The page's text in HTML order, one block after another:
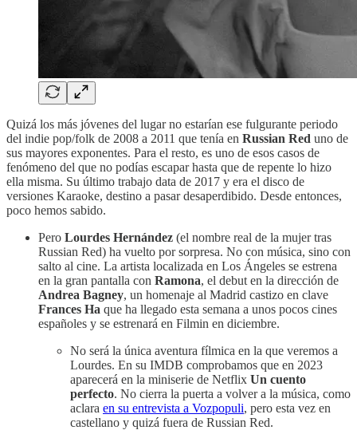
Quizá los más jóvenes del lugar no estarían ese fulgurante periodo
del indie pop/folk de 2008 a 2011 que tenía en Russian Red uno de
sus mayores exponentes. Para el resto, es uno de esos casos de
fenómeno del que no podías escapar hasta que de repente lo hizo
ella misma. Su último trabajo data de 2017 y era el disco de
versiones Karaoke, destino a pasar desaperdibido. Desde entonces,
poco hemos sabido.
Pero Lourdes Hernández (el nombre real de la mujer tras
Russian Red) ha vuelto por sorpresa. No con música, sino con
salto al cine. La artista localizada en Los Ángeles se estrena
en la gran pantalla con Ramona, el debut en la dirección de
Andrea Bagney, un homenaje al Madrid castizo en clave
Frances Ha que ha llegado esta semana a unos pocos cines
españoles y se estrenará en Filmin en diciembre.
No será la única aventura fílmica en la que veremos a
Lourdes. En su IMDB comprobamos que en 2023
aparecerá en la miniserie de Netflix Un cuento
perfecto. No cierra la puerta a volver a la música, como
aclara en su entrevista a Vozpopuli, pero esta vez en
castellano y quizá fuera de Russian Red.